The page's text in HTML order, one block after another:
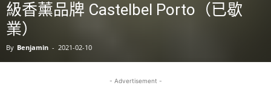
級香薰品牌 Castelbel Porto（已歇
業）
By Benjamin - 2021-02-10
- Advertisement -